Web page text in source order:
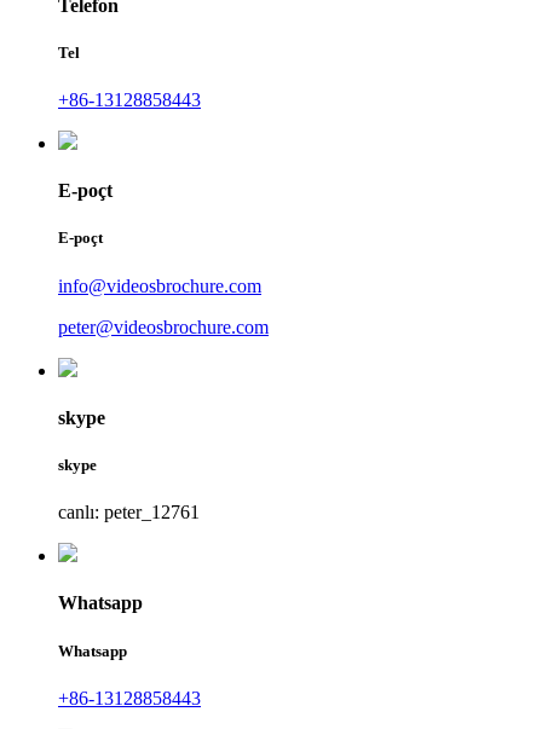
Telefon
Tel
+86-13128858443
E-poçt
E-poçt
info@videosbrochure.com
peter@videosbrochure.com
skype
skype
canlı: peter_12761
Whatsapp
Whatsapp
+86-13128858443